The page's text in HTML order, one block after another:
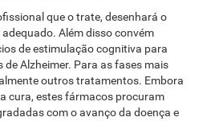
que o trate, desenhará o
Além disso convém
de estimulação cognitiva para
de Alzheimer. Para as fases mais
outros tratamentos. Embora
cura, estes fármacos procuram
com o avanço da doença e